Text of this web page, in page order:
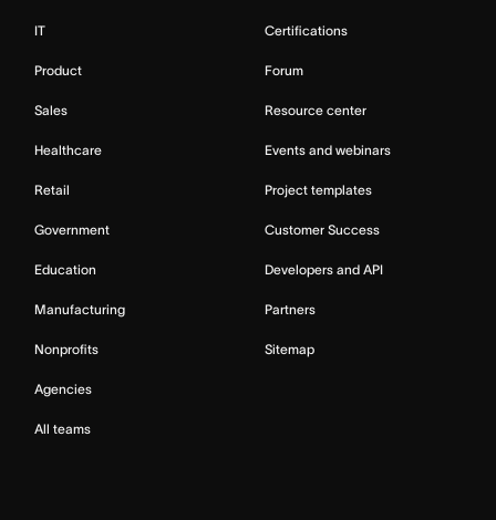
IT
Product
Sales
Healthcare
Retail
Government
Education
Manufacturing
Nonprofits
Agencies
All teams
Certifications
Forum
Resource center
Events and webinars
Project templates
Customer Success
Developers and API
Partners
Sitemap